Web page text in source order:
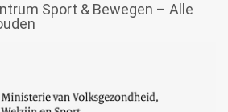
Sport & Bewegen – Alle